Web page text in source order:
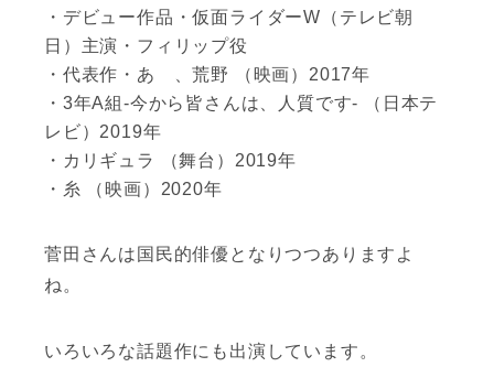
・デビュー作品・仮面ライダーW（テレビ朝
日）主演・フィリップ役
・代表作・あゝ、荒野 （映画）2017年
・3年A組-今から皆さんは、人質です- （日本テ
レビ）2019年
・カリギュラ （舞台）2019年
・糸 （映画）2020年
菅田さんは国民的俳優となりつつありますよ
ね。
いろいろな話題作にも出演しています。